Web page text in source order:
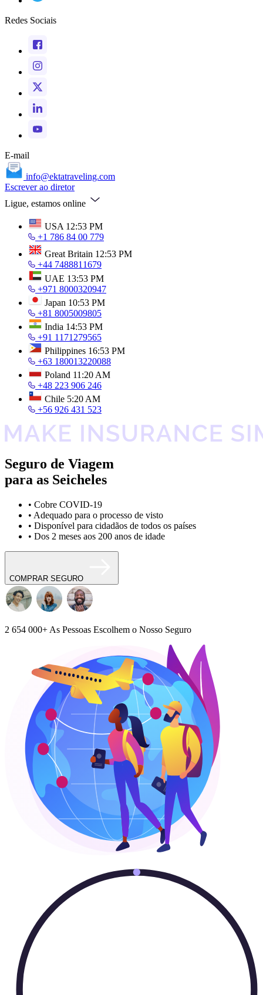
Redes Sociais
E-mail
info@ektatraveling.com
Escrever ao diretor
Ligue, estamos online
USA 12:53 PM
+1 786 84 00 779
Great Britain 12:53 PM
+44 7488811679
UAE 13:53 PM
+971 8000320947
Japan 10:53 PM
+81 8005009805
India 14:53 PM
+91 1171279565
Philippines 16:53 PM
+63 180013220088
Poland 11:20 AM
+48 223 906 246
Chile 5:20 AM
+56 926 431 523
Seguro de Viagem
para as Seicheles
• Cobre COVID-19
• Adequado para o processo de visto
• Disponível para cidadãos de todos os países
• Dos 2 meses aos 200 anos de idade
COMPRAR SEGURO
2 654 000+ As Pessoas Escolhem o Nosso Seguro